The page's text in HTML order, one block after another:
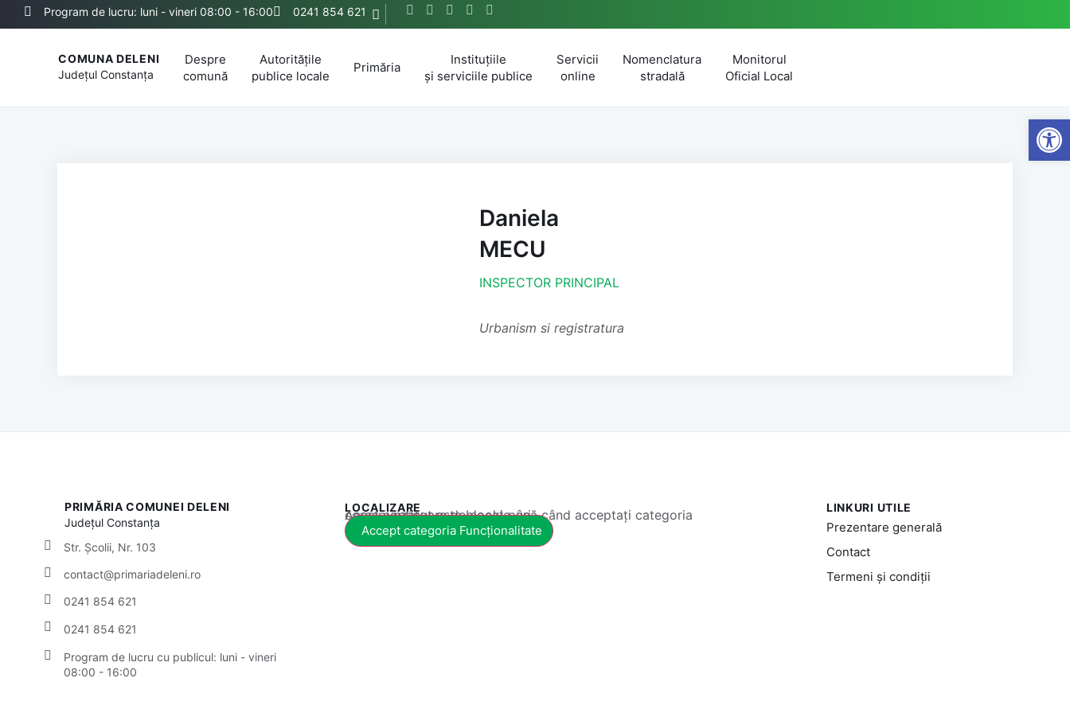
Program de lucru: luni - vineri 08:00 - 16:00 0241 854 621
COMUNA DELENI
JudețulConstanța
Despre
comună
Autoritățile
publice locale
Primăria
Instituțiile
și serviciile publice
Servicii
online
Nomenclatura
stradală
Monitorul
Oficial Local
Daniela
MECU
INSPECTOR PRINCIPAL
Urbanism si registratura
PRIMĂRIA COMUNEI DELENI
JudețulConstanța
Str. Școlii, Nr. 103
contact@primariadeleni.ro
0241 854 621
0241 854 621
Program de lucru cu publicul: luni - vineri
08:00 - 16:00
LOCALIZARE
Acest conținut este blocat până când acceptați categoria corespunzătoare de cookie-uri.
Accept categoria Funcționalitate
LINKURI UTILE
Prezentare generală
Contact
Termeni și condiții